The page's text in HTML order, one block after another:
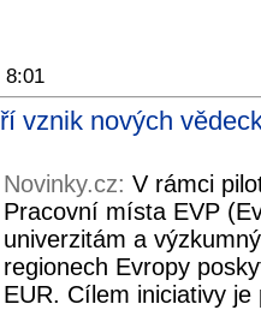
8:01
vznik nových
Novinky.cz: V rámci
Pracovní místa EVP
univerzitám a
regionech Evropy
EUR. Cílem iniciativy je